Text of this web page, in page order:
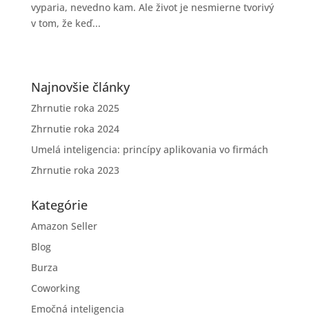
vyparia, nevedno kam. Ale život je nesmierne tvorivý
v tom, že keď...
Najnovšie články
Zhrnutie roka 2025
Zhrnutie roka 2024
Umelá inteligencia: princípy aplikovania vo firmách
Zhrnutie roka 2023
Kategórie
Amazon Seller
Blog
Burza
Coworking
Emočná inteligencia